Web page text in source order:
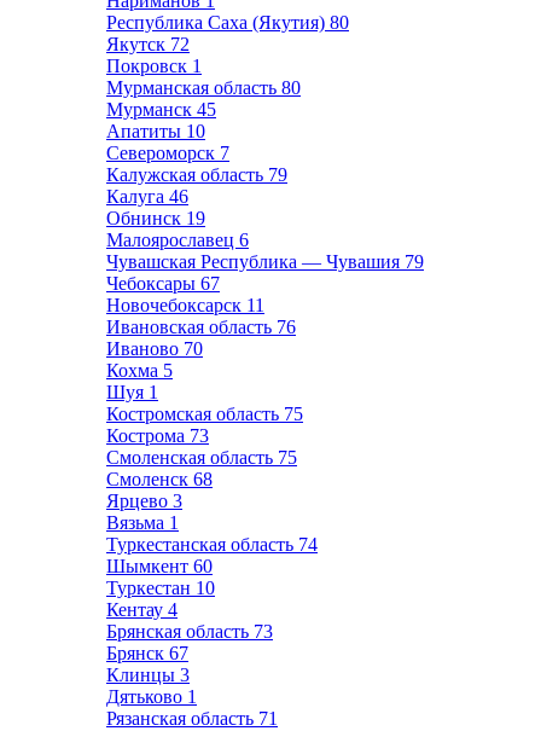
Республика Саха (Якутия) 80
Якутск 72
Покровск 1
Мурманская область 80
Мурманск 45
Апатиты 10
Североморск 7
Калужская область 79
Калуга 46
Обнинск 19
Малоярославец 6
Чувашская Республика — Чувашия 79
Чебоксары 67
Новочебоксарск 11
Ивановская область 76
Иваново 70
Кохма 5
Шуя 1
Костромская область 75
Кострома 73
Смоленская область 75
Смоленск 68
Ярцево 3
Вязьма 1
Туркестанская область 74
Шымкент 60
Туркестан 10
Кентау 4
Брянская область 73
Брянск 67
Клинцы 3
Дятьково 1
Рязанская область 71